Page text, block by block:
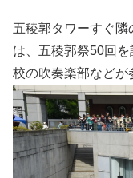
五稜郭タワーすぐ
は、五稜郭祭50回
校の吹奏楽部などが